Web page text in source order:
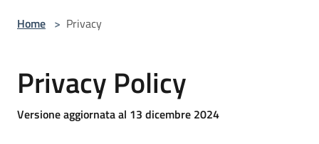
Home > Privacy
Privacy Policy
Versione aggiornata al 13 dicembre 2024